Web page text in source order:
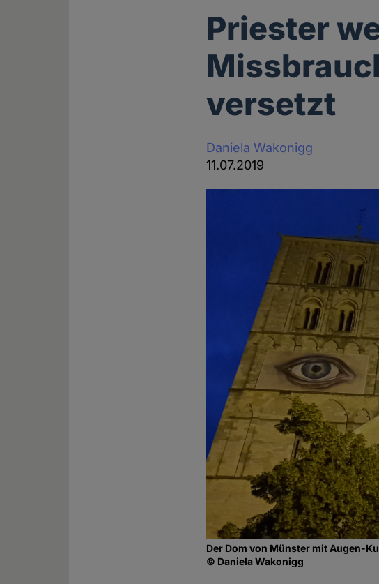
Priester
versetzt
Daniela Wakonigg
11.07.2019
Der Dom von Münster mit Augen-
© Daniela Wakonigg